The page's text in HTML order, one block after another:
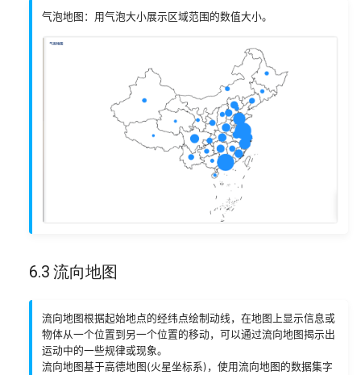
气泡地图：用气泡大小展示区域范围的数值大小。
6.3 流向地图
流向地图根据起始地点的经纬点绘制动线，在地图上显示信息或
物体从一个位置到另一个位置的移动，可以通过流向地图揭示出
运动中的一些规律或现象。
流向地图基于高德地图(火星坐标系)，使用流向地图的数据集字